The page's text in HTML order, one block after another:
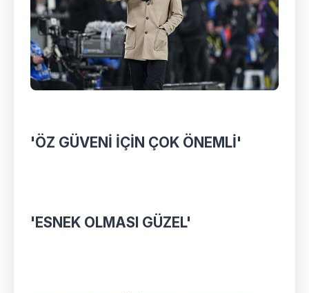
'ÖZ GÜVENİ İÇİN ÇOK ÖNEMLİ'
'ESNEK OLMASI GÜZEL'